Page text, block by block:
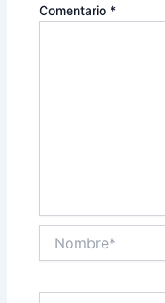
Comentario *